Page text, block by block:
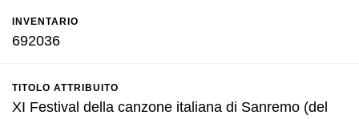
INVENTARIO
692036
TITOLO ATTRIBUITO
XI Festival della canzone italiana di Sanremo (del